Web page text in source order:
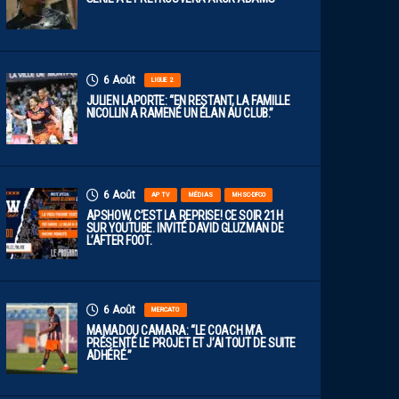
6 Août LIGUE 2
JULIEN LAPORTE: “EN RESTANT, LA FAMILLE
NICOLLIN A RAMENÉ UN ÉLAN AU CLUB.”
6 Août AP TV MÉDIAS MHSC-DFCO
APSHOW, C’EST LA REPRISE! CE SOIR 21H
SUR YOUTUBE. INVITÉ DAVID GLUZMAN DE
L’AFTER FOOT.
6 Août MERCATO
MAMADOU CAMARA: “LE COACH M’A
PRÉSENTÉ LE PROJET ET J’AI TOUT DE SUITE
ADHÉRÉ.”